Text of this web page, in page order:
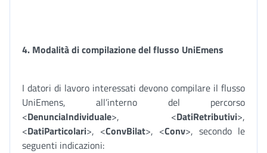
4. Modalità di compilazione del flusso UniEmens
I datori di lavoro interessati devono compilare il flusso
UniEmens, all’interno del percorso
<DenunciaIndividuale>, <DatiRetributivi>,
<DatiParticolari>, <ConvBilat>, <Conv>, secondo le
seguenti indicazioni: